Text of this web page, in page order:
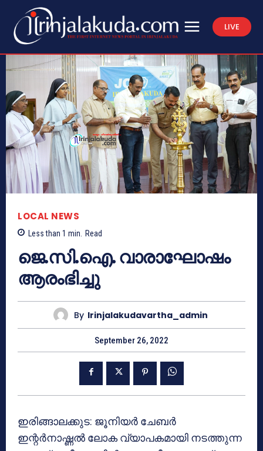
LIVE
LOCAL NEWS
Less than 1 min. Read
ജെ.സി.ഐ. വാരാഘോഷം
ആരംഭിച്ചു
By Irinjalakudavartha_admin
September 26, 2022
ഇരിങ്ങാലക്കുട: ജൂനിയർ ചേബർ
ഇന്റർനാഷ്ണൽ ലോക വ്യാപകമായി നടത്തുന്ന